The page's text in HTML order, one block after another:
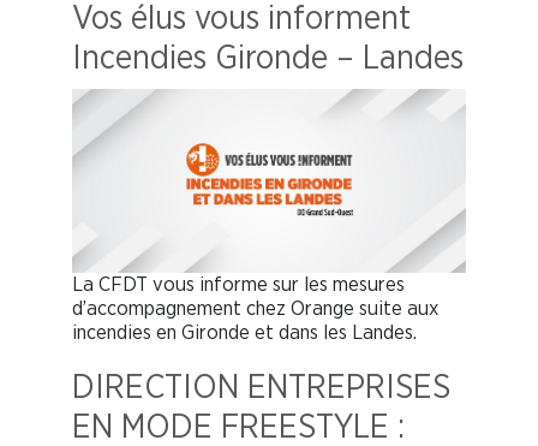
Vos élus vous informent
Incendies Gironde – Landes
La CFDT vous informe sur les mesures
d’accompagnement chez Orange suite aux
incendies en Gironde et dans les Landes.
DIRECTION ENTREPRISES
EN MODE FREESTYLE :